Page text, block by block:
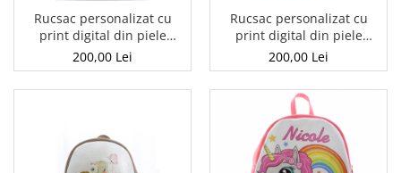
Rucsac personalizat cu
print digital din piele
naturala Baby3+ - Unicorn
200,00 Lei
Rucsac personalizat cu
print digital din piele
naturala Baby3+ - Elefantul
200,00 Lei